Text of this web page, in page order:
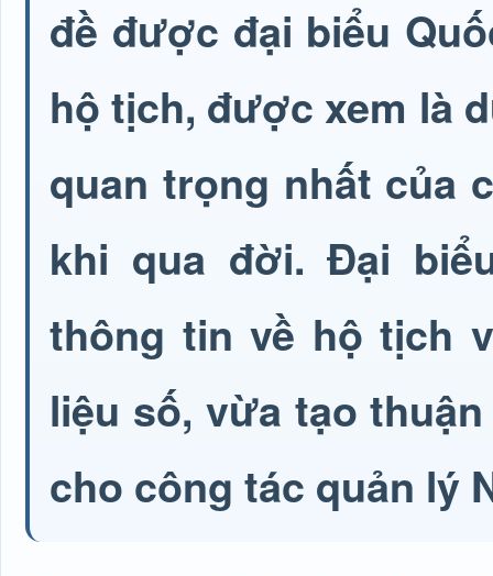
đề được đại biểu
hộ tịch, được xem là
quan trọng nhất của
khi qua đời. Đại
thông tin về hộ tịch
liệu số, vừa tạo
cho công tác quản lý